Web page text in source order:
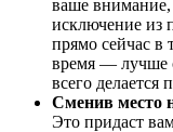
ваше внимание,
исключение из
прямо сейчас в
время — лучше
всего делается
Сменив место
Это придаст